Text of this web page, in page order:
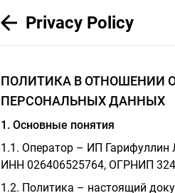
Privacy Policy
ПОЛИТИКА В ОТНОШЕНИИ
ПЕРСОНАЛЬНЫХ ДАННЫХ
1. Основные понятия
1.1. Оператор – ИП Гарифуллин
ИНН 026406525764, ОГРНИП
1.2. Политика – настоящий